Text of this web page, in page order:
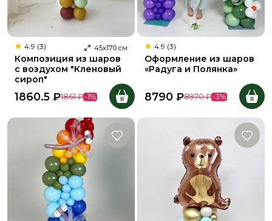
4.9 (3) 45х170 см
Композиция из шаров
с воздухом "Кленовый
сироп"
1860.5 ₽1861 ₽-1%
4.9 (3)
Оформление из шаров
«Радуга и Полянка»
8790 ₽8970 ₽-3%